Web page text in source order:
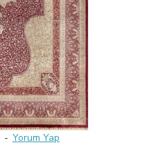
- Yorum Yap